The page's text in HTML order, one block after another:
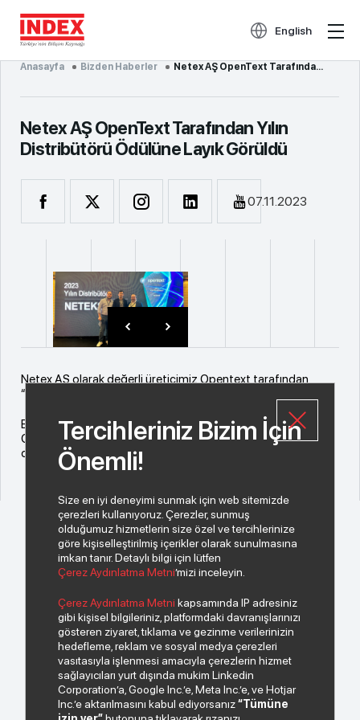
English
Anasayfa Bizden Haberler Netex AŞ OpenText Tarafından Yılın ...
Netex AŞ OpenText Tarafından Yılın
Distribütörü Ödülüne Layık Görüldü
07.11.2023
Netex AŞ olarak değerli üreticimiz Opentext tarafından
“2023 Yılın Distribütörü” ödülüne layık görüldük.
Bizi bu kıymetli ödülle onurlandıran değerli üreticimiz
Opentext’e ve bu başarıya ulaşmamızı sağlayan kıymetli iş
ortaklarımıza çok teşekkür ederiz.
Bizden haberiniz olsun.
Tercihleriniz Bizim İçin
Önemli!
Size en iyi deneyimi sunmak için web sitemizde
çerezleri kullanıyoruz. Çerezler, sunmuş
olduğumuz hizmetlerin size özel ve tercihlerinize
göre kişiselleştirilmiş içerikler olarak sunulmasına
imkan tanır. Detaylı bilgi için lütfen
Çerez Aydınlatma Metni’mizi inceleyin.
Çerez Aydınlatma Metni kapsamında IP adresiniz
gibi kişisel bilgileriniz, platformdaki davranışlarınızı
gösteren ziyaret, tıklama ve gezinme verilerinizin
hedefleme, reklam ve sosyal medya çerezleri
vasıtasıyla işlenmesi amacıyla çerezlerin hizmet
sağlayıcıları yurt dışında mukim Linkedin
Corporation’a, Google Inc.’e, Meta Inc.’e, ve Hotjar
Inc.’e aktarılmasını kabul ediyorsanız“Tümüne